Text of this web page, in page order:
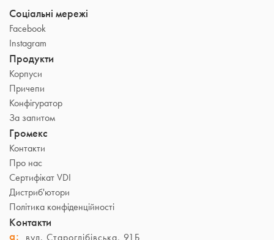
Соціальні мережі
Facebook
Instagram
Продукти
Корпуси
Причепи
Конфігуратор
За запитом
Громекс
Контакти
Про нас
Сертифікат VDI
Дистриб'ютори
Політика конфіденційності
Контакти
a: